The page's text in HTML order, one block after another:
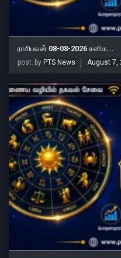
ராசிபலன் 08-08-2026 சனிக...
post_by PTS News August 7,